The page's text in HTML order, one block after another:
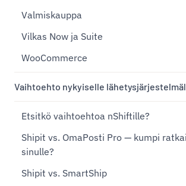
Valmiskauppa
Vilkas Now ja Suite
WooCommerce
Vaihtoehto nykyiselle
Etsitkö vaihtoehtoa nShiftille?
Shipit vs. OmaPosti Pro — kumpi
sinulle?
Shipit vs. SmartShip